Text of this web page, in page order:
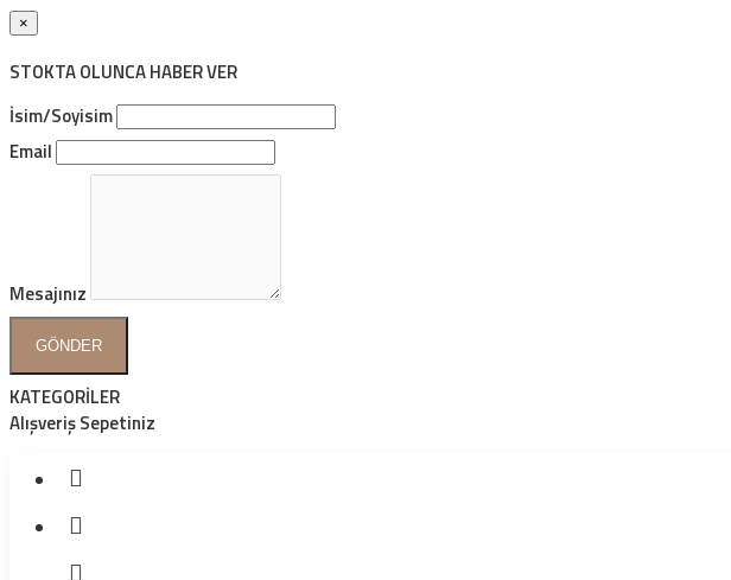
×
STOKTA OLUNCA HABER VER
İsim/Soyisim
Email
Mesajınız
GÖNDER
KATEGORİLER
Alışveriş Sepetiniz